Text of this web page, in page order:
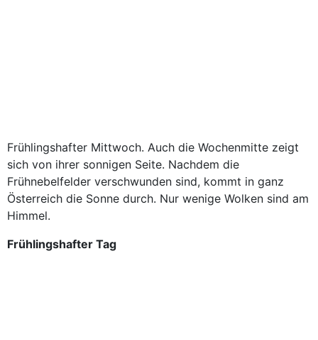
Frühlingshafter Mittwoch. Auch die Wochenmitte zeigt
sich von ihrer sonnigen Seite. Nachdem die
Frühnebelfelder verschwunden sind, kommt in ganz
Österreich die Sonne durch. Nur wenige Wolken sind am
Himmel.
Frühlingshafter Tag